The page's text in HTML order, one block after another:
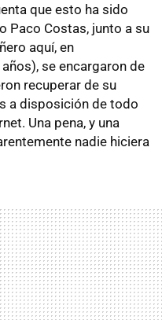
que esto ha sido
Paco Costas, junto a su
aquí, en
se encargaron de
recuperar de su
a disposición de todo
Una pena, y una
nadie hiciera